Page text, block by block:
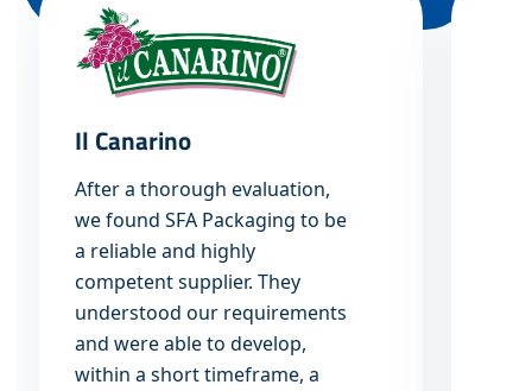
Il Canarino
After a thorough evaluation,
we found SFA Packaging to be
a reliable and highly
competent supplier. They
understood our requirements
and were able to develop,
within a short timeframe, a